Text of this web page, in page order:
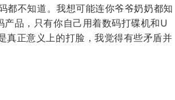
都不知道。我想可能连你爷爷奶奶都知
品，只有你自己用着数码打碟机和U
真正意义上的打脸，我觉得有些矛盾并